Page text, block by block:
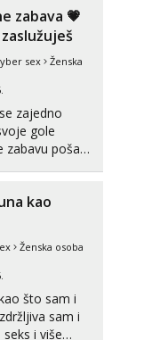
zabava 💗
sex
Ženska
gole
zabavu pošalji
sam vec 5 ...
kao
Ženska osoba
što sam i
sam i
i više